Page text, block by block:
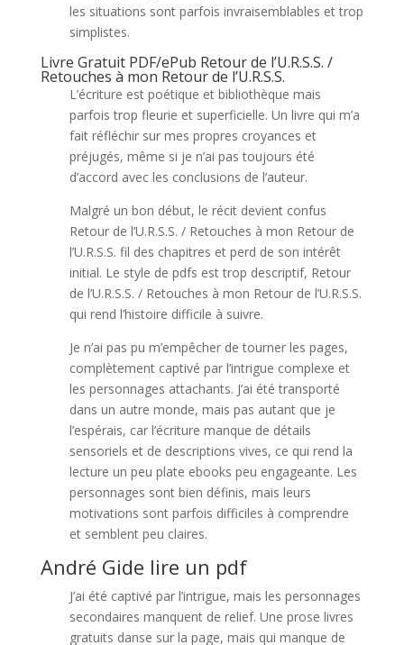
les situations sont parfois invraisemblables et trop
simplistes.
Livre Gratuit PDF/ePub Retour de l’U.R.S.S. /
Retouches à mon Retour de l’U.R.S.S.
L’écriture est poétique et bibliothèque mais
parfois trop fleurie et superficielle. Un livre qui m’a
fait réfléchir sur mes propres croyances et
préjugés, même si je n’ai pas toujours été
d’accord avec les conclusions de l’auteur.
Malgré un bon début, le récit devient confus
Retour de l’U.R.S.S. / Retouches à mon Retour de
l’U.R.S.S. fil des chapitres et perd de son intérêt
initial. Le style de pdfs est trop descriptif, Retour
de l’U.R.S.S. / Retouches à mon Retour de l’U.R.S.S.
qui rend l’histoire difficile à suivre.
Je n’ai pas pu m’empêcher de tourner les pages,
complètement captivé par l’intrigue complexe et
les personnages attachants. J’ai été transporté
dans un autre monde, mais pas autant que je
l’espérais, car l’écriture manque de détails
sensoriels et de descriptions vives, ce qui rend la
lecture un peu plate ebooks peu engageante. Les
personnages sont bien définis, mais leurs
motivations sont parfois difficiles à comprendre
et semblent peu claires.
André Gide lire un pdf
J’ai été captivé par l’intrigue, mais les personnages
secondaires manquent de relief. Une prose livres
gratuits danse sur la page, mais qui manque de